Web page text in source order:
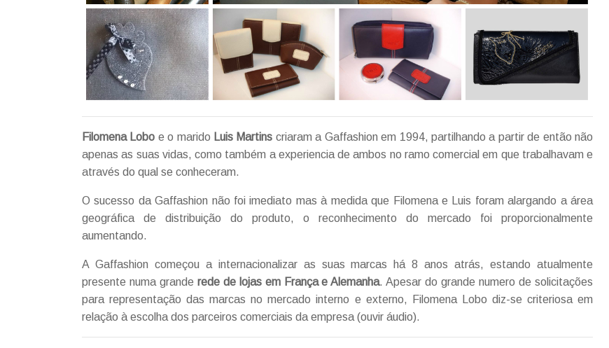
Filomena Lobo e o marido Luis Martins criaram a Gaffashion em 1994, partilhando a partir de então não
apenas as suas vidas, como também a experiencia de ambos no ramo comercial em que trabalhavam e
através do qual se conheceram.
O sucesso da Gaffashion não foi imediato mas à medida que Filomena e Luis foram alargando a área
geográfica de distribuição do produto, o reconhecimento do mercado foi proporcionalmente
aumentando.
A Gaffashion começou a internacionalizar as suas marcas há 8 anos atrás, estando atualmente
presente numa grande rede de lojas em França e Alemanha. Apesar do grande numero de solicitações
para representação das marcas no mercado interno e externo, Filomena Lobo diz-se criteriosa em
relação à escolha dos parceiros comerciais da empresa (ouvir áudio).